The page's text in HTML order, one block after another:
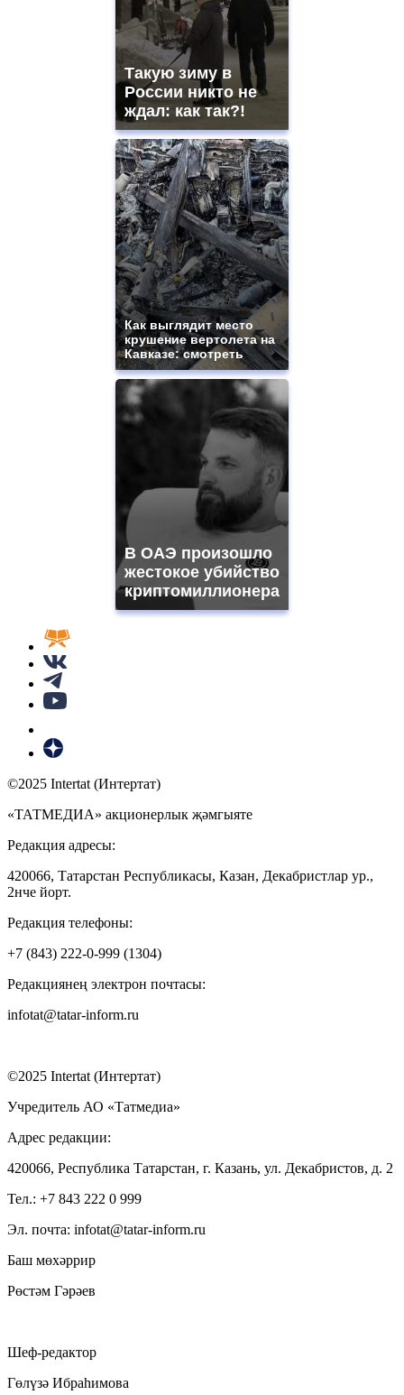
Такую зиму в
России никто не
ждал: как так?!
Как выглядит место
крушение вертолета на
Кавказе: смотреть
В ОАЭ произошло
жестокое убийство
криптомиллионера
©2025 Intertat (Интертат)
«ТАТМЕДИА» акционерлык җәмгыяте
Редакция адресы:
420066, Татарстан Республикасы, Казан, Декабристлар ур.,
2нче йорт.
Редакция телефоны:
+7 (843) 222-0-999 (1304)
Редакциянең электрон почтасы:
infotat@tatar-inform.ru
©2025 Intertat (Интертат)
Учредитель АО «Татмедиа»
Адрес редакции:
420066, Республика Татарстан, г. Казань, ул. Декабристов, д. 2
Тел.: +7 843 222 0 999
Эл. почта: infotat@tatar-inform.ru
Баш мөхәррир
Рөстәм Гәрәев
Шеф-редактор
Гөлүзә Ибраһимова